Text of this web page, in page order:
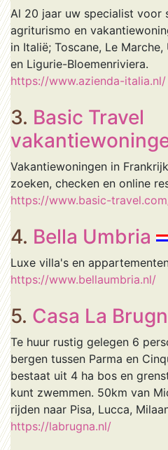
Al 20 jaar uw specialist voor
agriturismo en
in Italië; Toscane, Le
en Ligurie-Bloemenriviera.
https://www.azienda-italia.nl/
3. Basic Travel
Vakantiewoningen in
zoeken, checken en online
https://www.basic-
4. Bella Umbria
Luxe villa's en
https://www.bellaumbria.nl/
5. Casa La
Te huur rustig gelegen 6
bergen tussen Parma en
bestaat uit 4 ha bos en
kunt zwemmen. 50km van
rijden naar Pisa, Lucca,
https://labrugna.nl/